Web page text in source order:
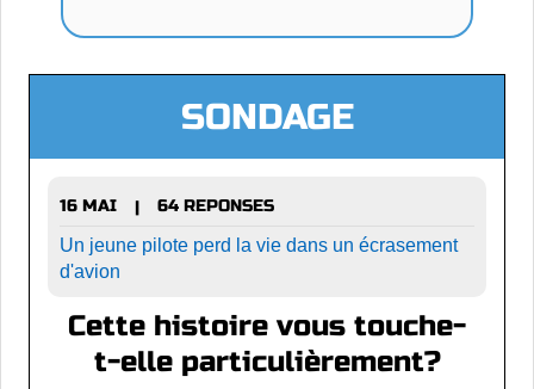
SONDAGE
16 MAI |
64 REPONSES
Un jeune pilote perd la vie dans un écrasement
d'avion
Cette histoire vous touche-
t-elle particulièrement?